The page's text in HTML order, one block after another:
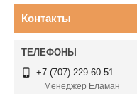
Контакты
+7 (707) 229-60-51
Менеджер Еламан